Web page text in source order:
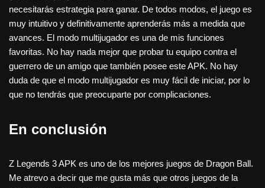
necesitarás estrategia para ganar. De todos modos, el juego es
muy intuitivo y definitivamente aprenderás más a medida que
avances. El modo multijugador es una de mis funciones
favoritas. No hay nada mejor que probar tu equipo contra el
guerrero de un amigo que también posee este APK. No hay
duda de que el modo multijugador es muy fácil de iniciar, por lo
que no tendrás que preocuparte por complicaciones.
En conclusión
Z Legends 3 APK es uno de los mejores juegos de Dragon Ball.
Me atrevo a decir que me gusta más que otros juegos de la